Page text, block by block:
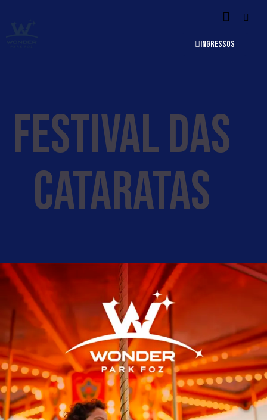
INGRESSOS
FESTIVAL DAS
CATARATAS